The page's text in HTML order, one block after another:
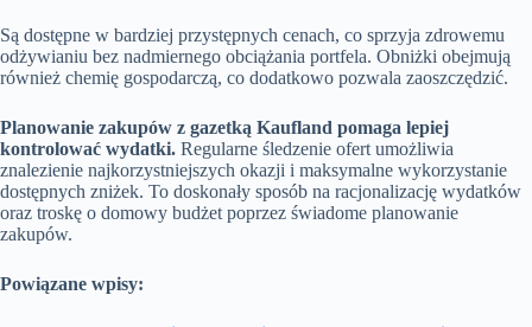
Są dostępne w bardziej przystępnych cenach, co sprzyja zdrowemu
odżywianiu bez nadmiernego obciążania portfela. Obniżki obejmują
również chemię gospodarczą, co dodatkowo pozwala zaoszczędzić.
Planowanie zakupów z gazetką Kaufland pomaga lepiej
kontrolować wydatki. Regularne śledzenie ofert umożliwia
znalezienie najkorzystniejszych okazji i maksymalne wykorzystanie
dostępnych zniżek. To doskonały sposób na racjonalizację wydatków
oraz troskę o domowy budżet poprzez świadome planowanie
zakupów.
Powiązane wpisy: